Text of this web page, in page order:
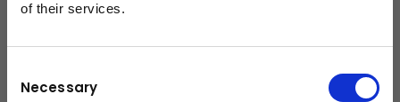
of their services.
Selection
Necessary
Tragfähigkeit
Leistung / Drehmoment
68,5 kW
Reifen
4-Rad-SE
schließen